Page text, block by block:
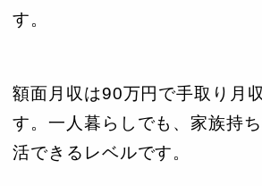
す。
額面月収は90万円で手取り月
す。一人暮らしでも、家族持
活できるレベルです。